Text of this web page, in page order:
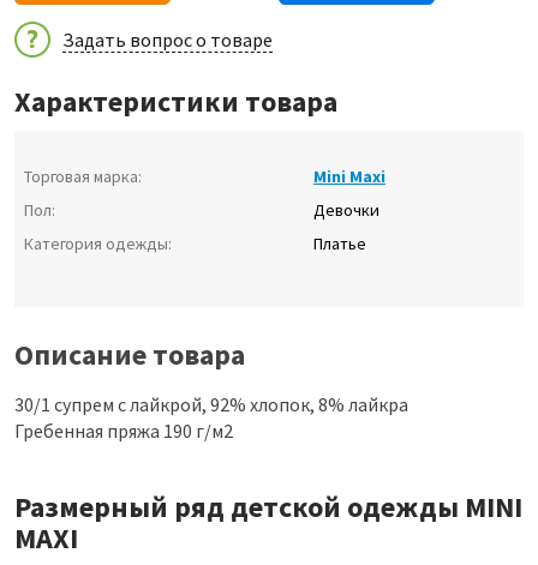
Задать вопрос о товаре
Характеристики товара
Торговая марка:
Mini Maxi
Пол:
Девочки
Категория одежды:
Платье
Описание товара
30/1 супрем с лайкрой, 92% хлопок, 8% лайкра
Гребенная пряжа 190 г/м2
Размерный ряд детской одежды MINI
MAXI